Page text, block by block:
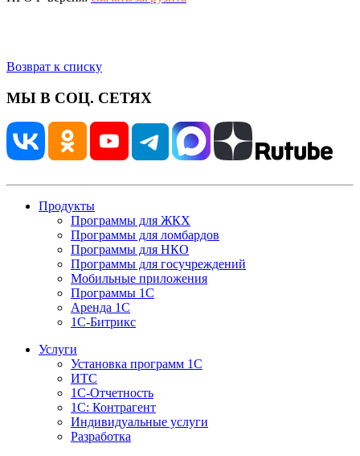
Возврат к списку
МЫ В СОЦ. СЕТЯХ
Продукты
Программы для ЖКХ
Программы для ломбардов
Программы для НКО
Программы для госучреждений
Мобильные приложения
Программы 1С
Аренда 1С
1С-Битрикс
Услуги
Установка программ 1С
ИТС
1С-Отчетность
1С: Контрагент
Индивидуальные услуги
Разработка